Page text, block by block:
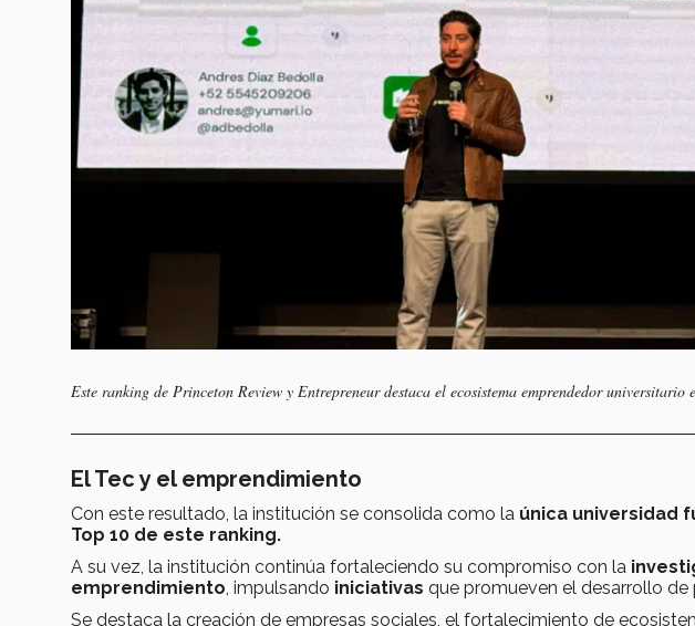
Este ranking de Princeton Review y Entrepreneur destaca el ecosistema emprendedor universitario
El Tec y el emprendimiento
Con este resultado, la institución se consolida como la única universidad
Top 10 de este ranking.
A su vez, la institución continúa fortaleciendo su compromiso con la
emprendimiento, impulsando iniciativas que promueven el desarrollo
Se destaca la creación de empresas sociales, el fortalecimiento de